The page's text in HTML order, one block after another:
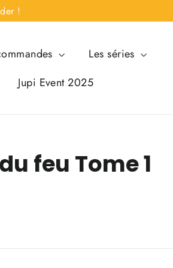
!
Les séries
Jupi Event 2025
feu Tome 1